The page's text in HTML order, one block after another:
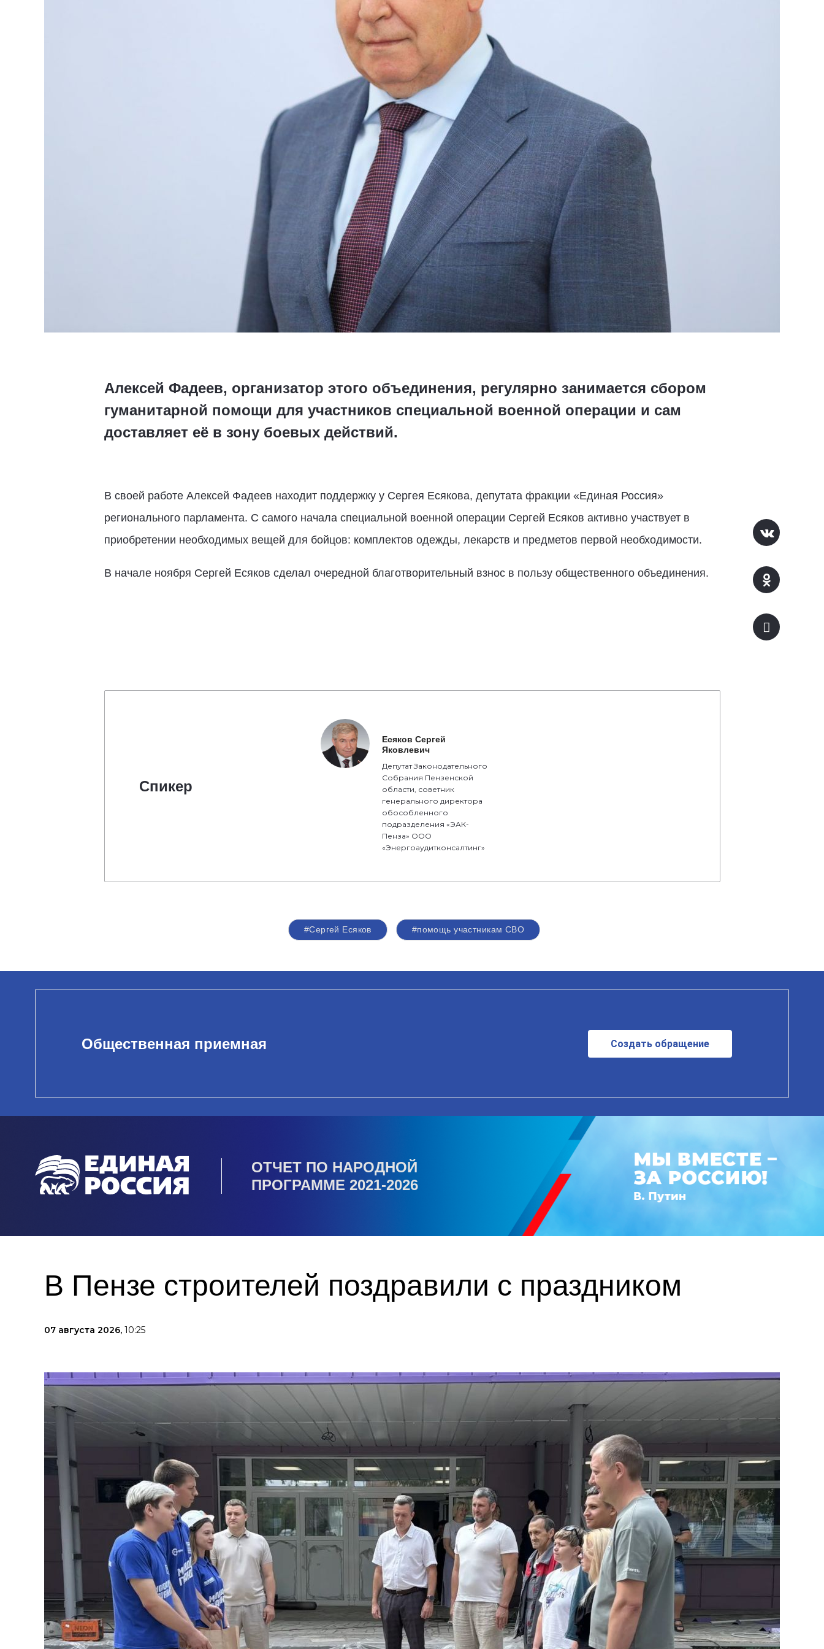
Алексей Фадеев, организатор этого объединения, регулярно занимается сбором
гуманитарной помощи для участников специальной военной операции и сам
доставляет её в зону боевых действий.
В своей работе Алексей Фадеев находит поддержку у Сергея Есякова, депутата фракции «Единая Россия»
регионального парламента. С самого начала специальной военной операции Сергей Есяков активно участвует в
приобретении необходимых вещей для бойцов: комплектов одежды, лекарств и предметов первой необходимости.
В начале ноября Сергей Есяков сделал очередной благотворительный взнос в пользу общественного объединения.
Спикер
Есяков Сергей
Яковлевич
Депутат Законодательного
Собрания Пензенской
области, советник
генерального директора
обособленного
подразделения «ЭАК-
Пенза» ООО
«Энергоаудитконсалтинг»
#Сергей Есяков #помощь участникам СВО
Общественная приемная Создать обращение
ОТЧЕТ ПО НАРОДНОЙ
ПРОГРАММЕ 2021-2026
В Пензе строителей поздравили с праздником
07 августа 2026, 10:25